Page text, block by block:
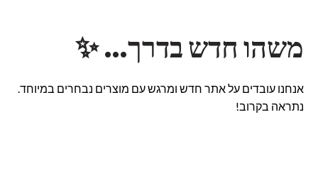
משהו חדש בדרך… ✨
אנחנו עובדים על אתר חדש ומרגש עם מוצרים נבחרים במיוחד.
נתראה בקרוב!